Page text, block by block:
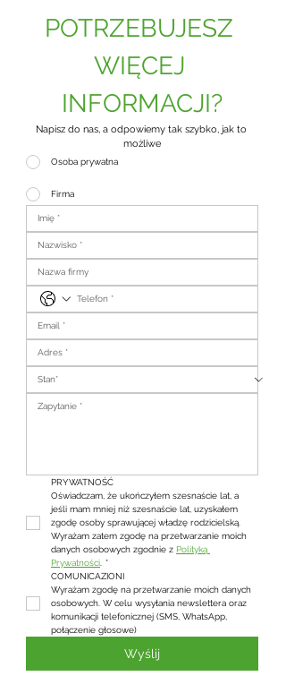
POTRZEBUJESZ
WIĘCEJ
INFORMACJI?
Napisz do nas, a odpowiemy tak szybko, jak to
możliwe
Osoba prywatna
Firma
PRYWATNOŚĆ
Oświadczam, że ukończyłem szesnaście lat, a
jeśli mam mniej niż szesnaście lat, uzyskałem
zgodę osoby sprawującej władzę rodzicielską.
Wyrażam zatem zgodę na przetwarzanie moich
danych osobowych zgodnie z Polityką
Prywatności *
COMUNICAZIONI
Wyrażam zgodę na przetwarzanie moich danych
osobowych. W celu wysyłania newslettera oraz
komunikacji telefonicznej (SMS, WhatsApp,
połączenie głosowe)
Wyślij